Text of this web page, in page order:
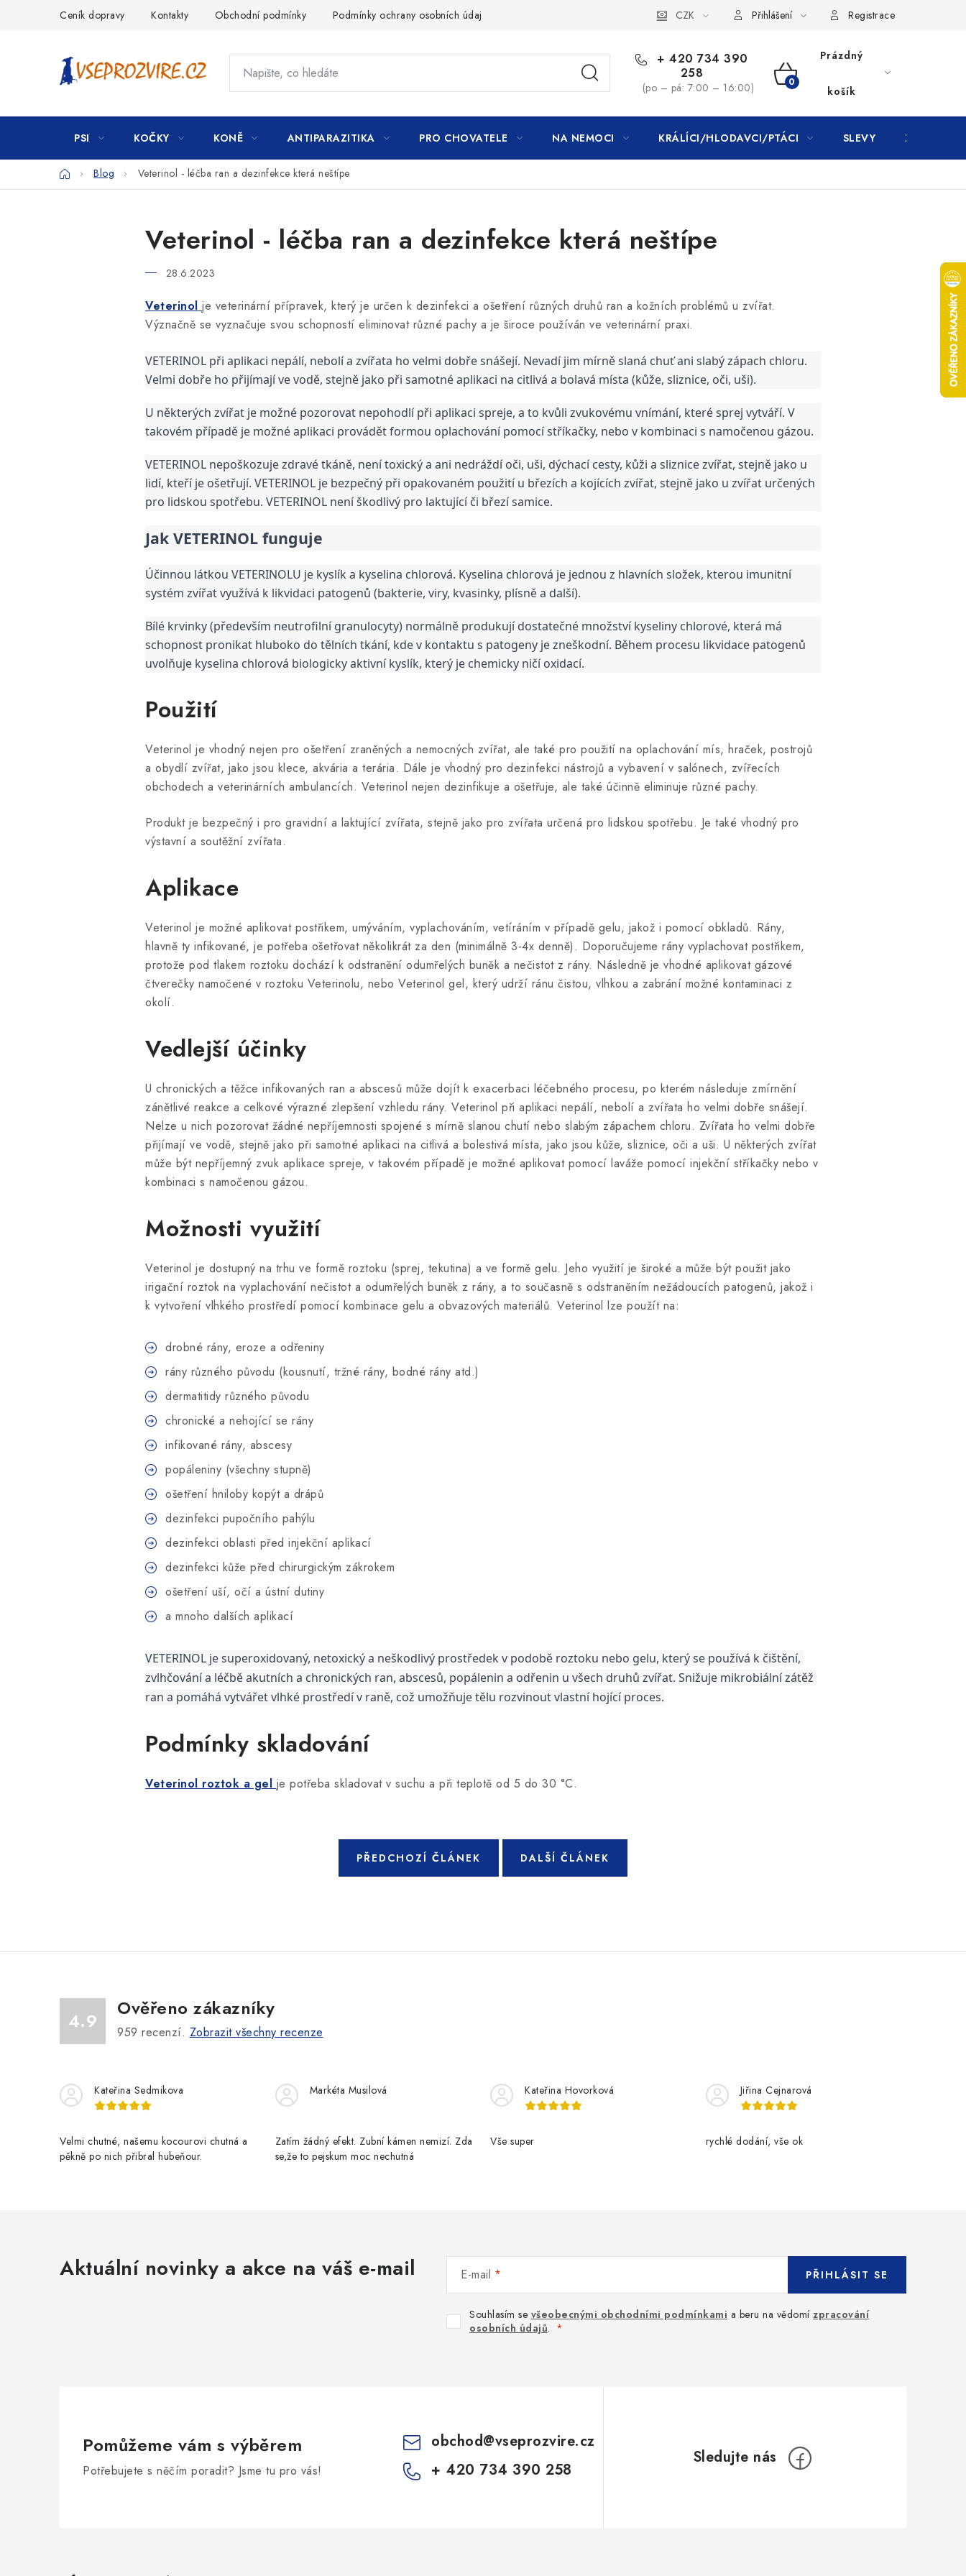
Ceník dopravy Kontakty Obchodní podmínky Podmínky ochrany osobních údajů CZK Přihlášení Registrace
+ 420 734 390
258
(po – pá: 7:00 – 16:00)
NÁKUPNÍ
KOŠÍK
Prázdný
košík
PSI KOČKY KONĚ ANTIPARAZITIKA PRO CHOVATELE NA NEMOCI KRÁLÍCI/HLODAVCI/PTÁCI SLEVY ZNAČKY
DomůBlog Veterinol - léčba ran a dezinfekce která neštípe
Veterinol - léčba ran a dezinfekce která neštípe
28.6.2023
Veterinol je veterinární přípravek, který je určen k dezinfekci a ošetření různých druhů ran a kožních problémů u zvířat.
Význačně se vyznačuje svou schopností eliminovat různé pachy a je široce používán ve veterinární praxi.
VETERINOL při aplikaci nepálí, nebolí a zvířata ho velmi dobře snášejí. Nevadí jim mírně slaná chuť ani slabý zápach chloru.
Velmi dobře ho přijímají ve vodě, stejně jako při samotné aplikaci na citlivá a bolavá místa (kůže, sliznice, oči, uši).
U některých zvířat je možné pozorovat nepohodlí při aplikaci spreje, a to kvůli zvukovému vnímání, které sprej vytváří. V
takovém případě je možné aplikaci provádět formou oplachování pomocí stříkačky, nebo v kombinaci s namočenou gázou.
VETERINOL nepoškozuje zdravé tkáně, není toxický a ani nedráždí oči, uši, dýchací cesty, kůži a sliznice zvířat, stejně jako u
lidí, kteří je ošetřují. VETERINOL je bezpečný při opakovaném použití u březích a kojících zvířat, stejně jako u zvířat určených
pro lidskou spotřebu. VETERINOL není škodlivý pro laktující či březí samice.
Jak VETERINOL funguje
Účinnou látkou VETERINOLU je kyslík a kyselina chlorová. Kyselina chlorová je jednou z hlavních složek, kterou imunitní
systém zvířat využívá k likvidaci patogenů (bakterie, viry, kvasinky, plísně a další).
Bílé krvinky (především neutrofilní granulocyty) normálně produkují dostatečné množství kyseliny chlorové, která má
schopnost pronikat hluboko do tělních tkání, kde v kontaktu s patogeny je zneškodní. Během procesu likvidace patogenů
uvolňuje kyselina chlorová biologicky aktivní kyslík, který je chemicky ničí oxidací.
Použití
Veterinol je vhodný nejen pro ošetření zraněných a nemocných zvířat, ale také pro použití na oplachování mís, hraček, postrojů
a obydlí zvířat, jako jsou klece, akvária a terária. Dále je vhodný pro dezinfekci nástrojů a vybavení v salónech, zvířecích
obchodech a veterinárních ambulancích. Veterinol nejen dezinfikuje a ošetřuje, ale také účinně eliminuje různé pachy.
Produkt je bezpečný i pro gravidní a laktující zvířata, stejně jako pro zvířata určená pro lidskou spotřebu. Je také vhodný pro
výstavní a soutěžní zvířata.
Aplikace
Veterinol je možné aplikovat postřikem, umýváním, vyplachováním, vetíráním v případě gelu, jakož i pomocí obkladů. Rány,
hlavně ty infikované, je potřeba ošetřovat několikrát za den (minimálně 3-4x denně). Doporučujeme rány vyplachovat postřikem,
protože pod tlakem roztoku dochází k odstranění odumřelých buněk a nečistot z rány. Následně je vhodné aplikovat gázové
čtverečky namočené v roztoku Veterinolu, nebo Veterinol gel, který udrží ránu čistou, vlhkou a zabrání možné kontaminaci z
okolí.
Vedlejší účinky
U chronických a těžce infikovaných ran a abscesů může dojít k exacerbaci léčebného procesu, po kterém následuje zmírnění
zánětlivé reakce a celkové výrazné zlepšení vzhledu rány. Veterinol při aplikaci nepálí, nebolí a zvířata ho velmi dobře snášejí.
Nelze u nich pozorovat žádné nepříjemnosti spojené s mírně slanou chutí nebo slabým zápachem chloru. Zvířata ho velmi dobře
přijímají ve vodě, stejně jako při samotné aplikaci na citlivá a bolestivá místa, jako jsou kůže, sliznice, oči a uši. U některých zvířat
může být nepříjemný zvuk aplikace spreje, v takovém případě je možné aplikovat pomocí laváže pomocí injekční stříkačky nebo v
kombinaci s namočenou gázou.
Možnosti využití
Veterinol je dostupný na trhu ve formě roztoku (sprej, tekutina) a ve formě gelu. Jeho využití je široké a může být použit jako
irigační roztok na vyplachování nečistot a odumřelých buněk z rány, a to současně s odstraněním nežádoucích patogenů, jakož i
k vytvoření vlhkého prostředí pomocí kombinace gelu a obvazových materiálů. Veterinol lze použít na:
drobné rány, eroze a odřeniny
rány různého původu (kousnutí, tržné rány, bodné rány atd.)
dermatitidy různého původu
chronické a nehojící se rány
infikované rány, abscesy
popáleniny (všechny stupně)
ošetření hniloby kopýt a drápů
dezinfekci pupočního pahýlu
dezinfekci oblasti před injekční aplikací
dezinfekci kůže před chirurgickým zákrokem
ošetření uší, očí a ústní dutiny
a mnoho dalších aplikací
VETERINOL je superoxidovaný, netoxický a neškodlivý prostředek v podobě roztoku nebo gelu, který se používá k čištění,
zvlhčování a léčbě akutních a chronických ran, abscesů, popálenin a odřenin u všech druhů zvířat. Snižuje mikrobiální zátěž
ran a pomáhá vytvářet vlhké prostředí v raně, což umožňuje tělu rozvinout vlastní hojící proces.
Podmínky skladování
Veterinol roztok a gel je potřeba skladovat v suchu a při teplotě od 5 do 30 °C.
PŘEDCHOZÍ ČLÁNEK DALŠÍ ČLÁNEK
4.9
Ověřeno zákazníky
959 recenzí. Zobrazit všechny recenze
Kateřina Sedmikova
Velmi chutné, našemu kocourovi chutná a
pěkně po nich přibral hubeňour.
Markéta Musilová
Zatím žádný efekt. Zubní kámen nemizí. Zda
se,že to pejskum moc nechutná
Kateřina Hovorková
Vše super
Jiřina Cejnarová
rychlé dodání, vše ok
Aktuální novinky a akce na váš e-mail E-mail
Souhlasím se všeobecnými obchodními podmínkami a beru na vědomí zpracování
osobních údajů.
PŘIHLÁSIT SE
Pomůžeme vám s výběrem
Potřebujete s něčím poradit? Jsme tu pro vás!
obchod@vseprozvire.cz
+ 420 734 390 258